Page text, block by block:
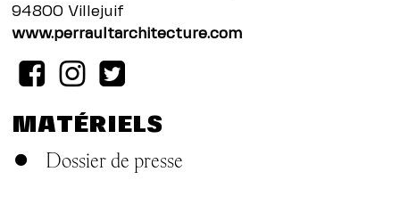
94800 Villejuif
www.perraultarchitecture.com
MATÉRIELS
Dossier de presse